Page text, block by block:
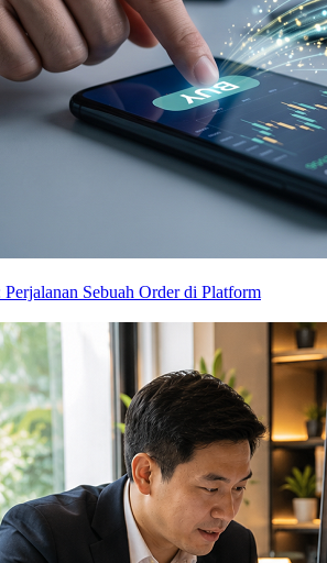
Sebuah Order di Platform